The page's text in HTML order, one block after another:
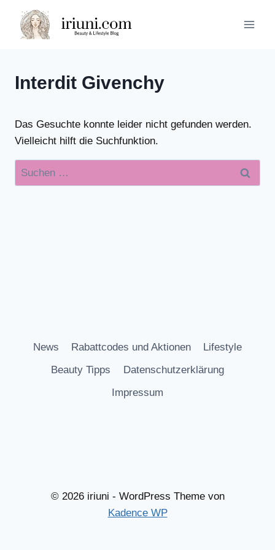
Inhalt
springen
Interdit Givenchy
Das Gesuchte konnte leider nicht gefunden werden.
Vielleicht hilft die Suchfunktion.
Suchen
nach:
News Rabattcodes und Aktionen
Lifestyle
Beauty Tipps
Datenschutzerklärung
Impressum
© 2026 iriuni - WordPress Theme von
Kadence WP